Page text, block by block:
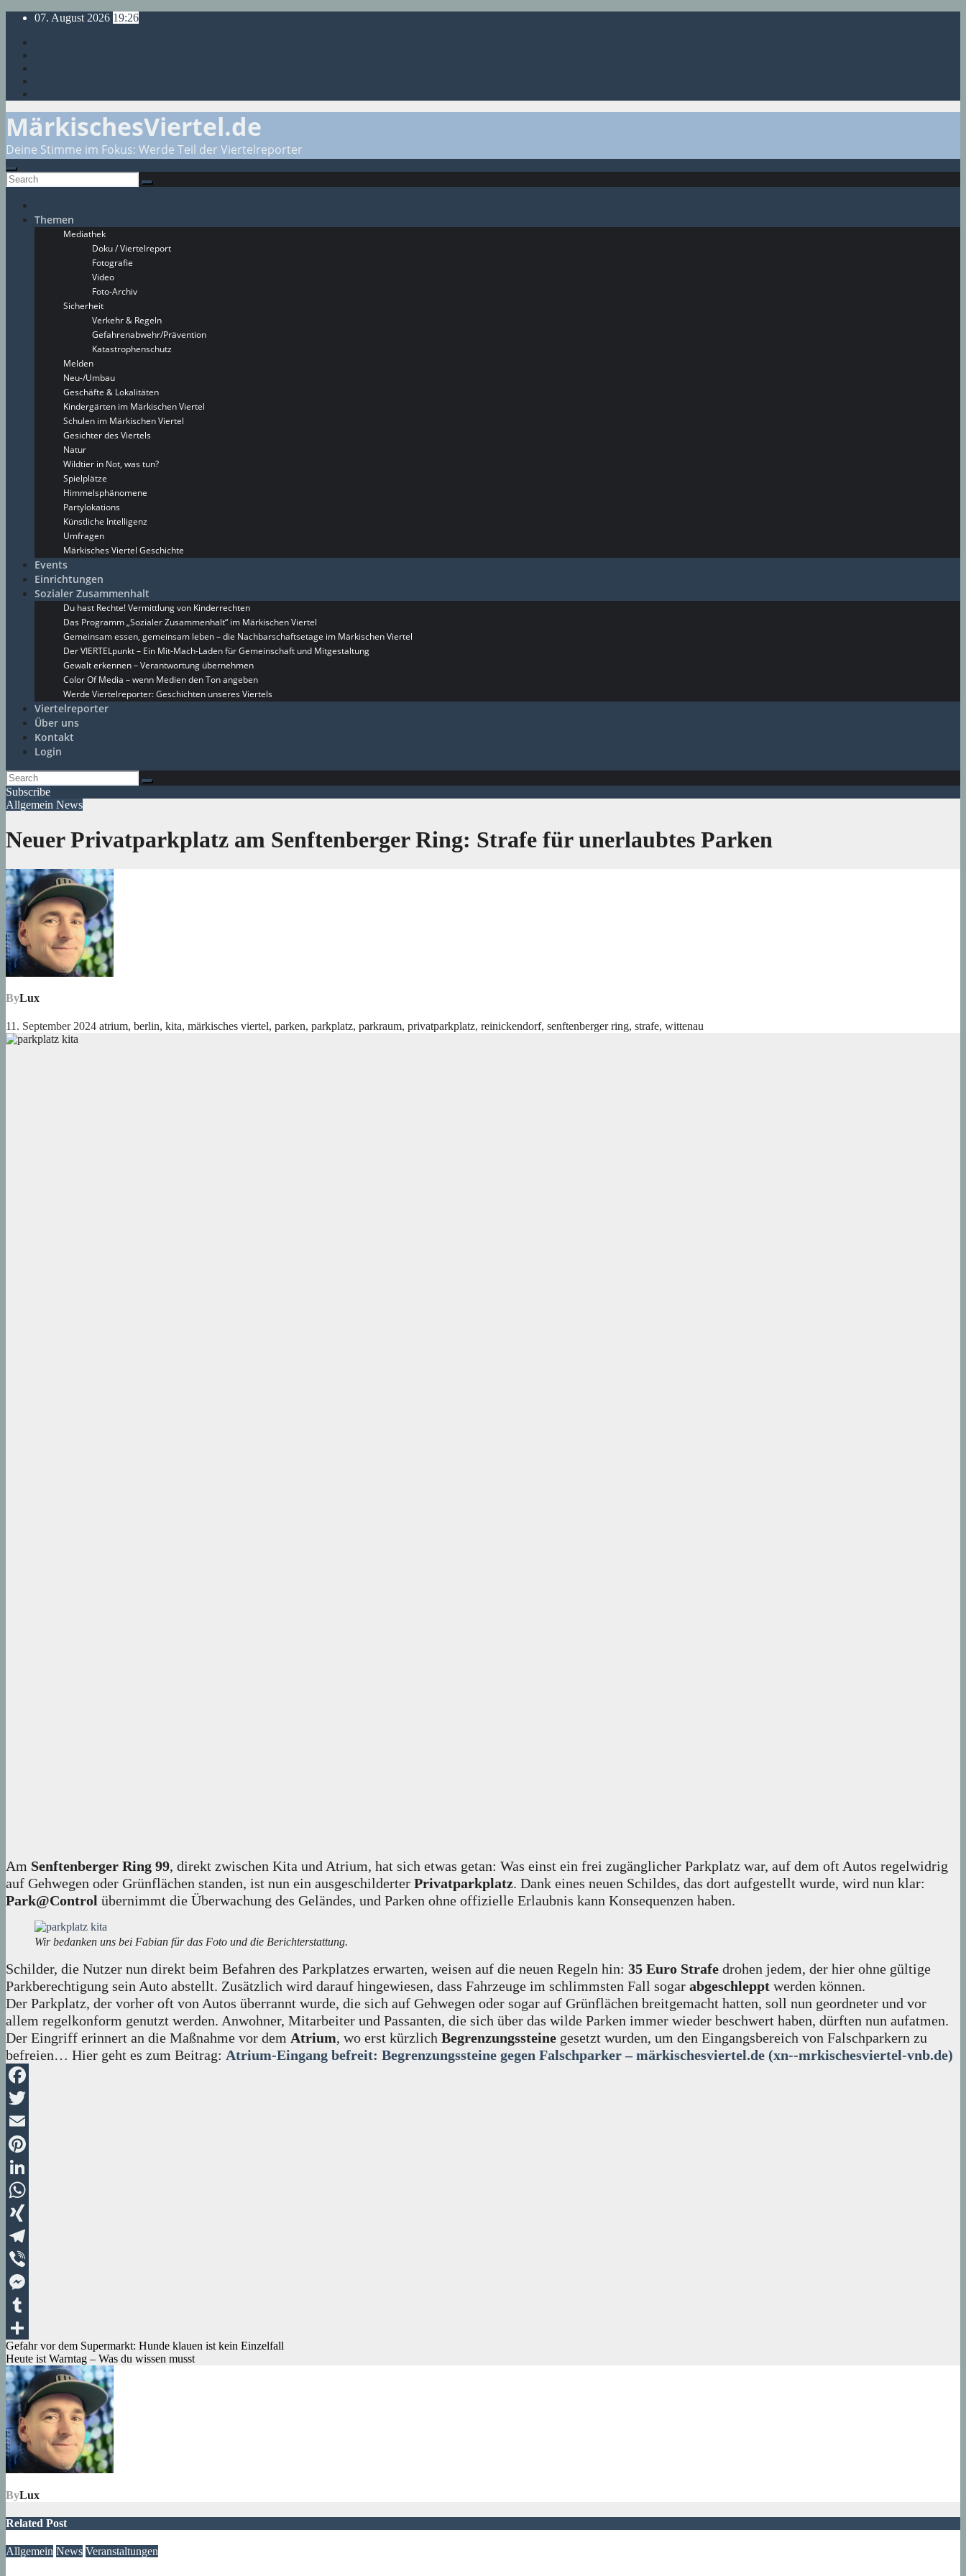
Skip
content
07. August 2026 19:26
MärkischesViertel.de
Deine Stimme im Fokus: Werde Teil der Viertelreporter
Themen
Mediathek
Doku / Viertelreport
Fotografie
Video
Foto-Archiv
Sicherheit
Verkehr & Regeln
Gefahrenabwehr/Prävention
Katastrophenschutz
Melden
Neu-/Umbau
Geschäfte & Lokalitäten
Kindergärten im Märkischen Viertel
Schulen im Märkischen Viertel
Gesichter des Viertels
Natur
Wildtier in Not, was tun?
Spielplätze
Himmelsphänomene
Partylokations
Künstliche Intelligenz
Umfragen
Märkisches Viertel Geschichte
Events
Einrichtungen
Sozialer Zusammenhalt
Du hast Rechte! Vermittlung von Kinderrechten
Das Programm „Sozialer Zusammenhalt“ im Märkischen Viertel
Gemeinsam essen, gemeinsam leben – die Nachbarschaftsetage im Märkischen Viertel
Der VIERTELpunkt – Ein Mit-Mach-Laden für Gemeinschaft und Mitgestaltung
Gewalt erkennen – Verantwortung übernehmen
Color Of Media – wenn Medien den Ton angeben
Werde Viertelreporter: Geschichten unseres Viertels
Viertelreporter
Über uns
Kontakt
Login
Subscribe
Allgemein News
Neuer Privatparkplatz am Senftenberger Ring: Strafe für unerlaubtes Parken
ByLux
11. September 2024 atrium, berlin, kita, märkisches viertel, parken, parkplatz, parkraum, privatparkplatz, reinickendorf, senftenberger ring, strafe, wittenau
Am Senftenberger Ring 99, direkt zwischen Kita und Atrium, hat sich etwas getan: Was einst ein frei zugänglicher Parkplatz war, auf dem oft Autos regelwidrig
auf Gehwegen oder Grünflächen standen, ist nun ein ausgeschilderter Privatparkplatz. Dank eines neuen Schildes, das dort aufgestellt wurde, wird nun klar:
Park@Control übernimmt die Überwachung des Geländes, und Parken ohne offizielle Erlaubnis kann Konsequenzen haben.
Wir bedanken uns bei Fabian für das Foto und die Berichterstattung.
Schilder, die Nutzer nun direkt beim Befahren des Parkplatzes erwarten, weisen auf die neuen Regeln hin: 35 Euro Strafe drohen jedem, der hier ohne gültige
Parkberechtigung sein Auto abstellt. Zusätzlich wird darauf hingewiesen, dass Fahrzeuge im schlimmsten Fall sogar abgeschleppt werden können.
Der Parkplatz, der vorher oft von Autos überrannt wurde, die sich auf Gehwegen oder sogar auf Grünflächen breitgemacht hatten, soll nun geordneter und vor
allem regelkonform genutzt werden. Anwohner, Mitarbeiter und Passanten, die sich über das wilde Parken immer wieder beschwert haben, dürften nun aufatmen.
Der Eingriff erinnert an die Maßnahme vor dem Atrium, wo erst kürzlich Begrenzungssteine gesetzt wurden, um den Eingangsbereich von Falschparkern zu
befreien… Hier geht es zum Beitrag: Atrium-Eingang befreit: Begrenzungssteine gegen Falschparker – märkischesviertel.de (xn--mrkischesviertel-vnb.de)
Facebook
Twitter
Email
Pinterest
LinkedIn
WhatsApp
XING
Telegram
Viber
Messenger
Tumblr
Teilen
Beitragsnavigation
Gefahr vor dem Supermarkt: Hunde klauen ist kein Einzelfall
Heute ist Warntag – Was du wissen musst
ByLux
Related Post
Allgemein News Veranstaltungen